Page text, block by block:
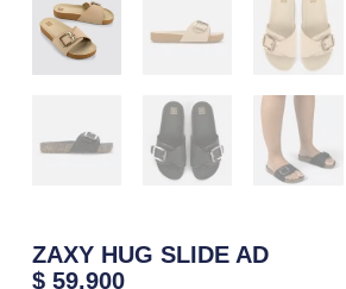
ZAXY HUG SLIDE AD
$59.900